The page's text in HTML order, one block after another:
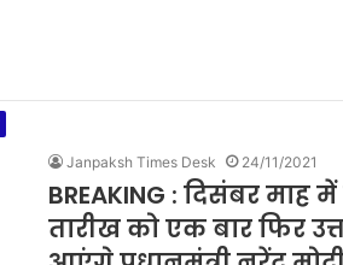
Janpaksh Times Desk 24/11/2021
BREAKING : दिसंबर माह
तारीख को एक बार फिर